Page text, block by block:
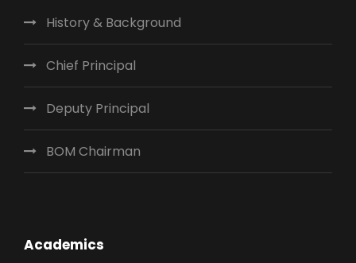
History & Background
Chief Principal
Deputy Principal
BOM Chairman
Academics